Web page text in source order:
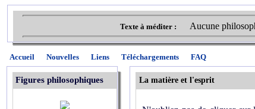
Texte à méditer : Aucune
Accueil Nouvelles Liens Téléchargements FAQ
Figures philosophiques La matière et l'esprit